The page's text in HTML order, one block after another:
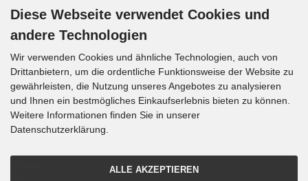
KONTAKT
Lautsprecher-OnlineShop.de
Rübekampstr. 35
46117 Oberhausen
Telefon +49 (0) 208 / 874188
Diese Webseite verwendet Cookies und
andere Technologien
Wir verwenden Cookies und ähnliche Technologien, auch von
Drittanbietern, um die ordentliche Funktionsweise der Website zu
gewährleisten, die Nutzung unseres Angebotes zu analysieren
und Ihnen ein bestmögliches Einkaufserlebnis bieten zu können.
Weitere Informationen finden Sie in unserer
Datenschutzerklärung.
ALLE AKZEPTIEREN